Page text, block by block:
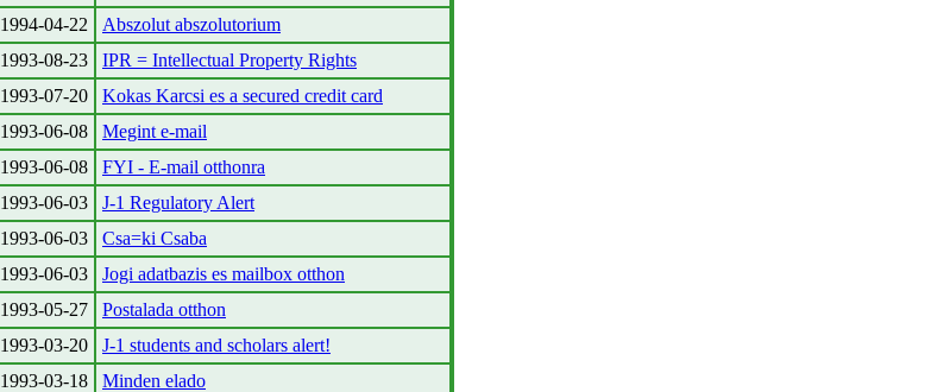
1994-04-22
Abszolut abszolutorium
1993-08-23
IPR = Intellectual Property Rights
1993-07-20
Kokas Karcsi es a secured credit card
1993-06-08
Megint e-mail
1993-06-08
FYI - E-mail otthonra
1993-06-03
J-1 Regulatory Alert
1993-06-03
Csa=ki Csaba
1993-06-03
Jogi adatbazis es mailbox otthon
1993-05-27
Postalada otthon
1993-03-20
J-1 students and scholars alert!
1993-03-18 Minden elado